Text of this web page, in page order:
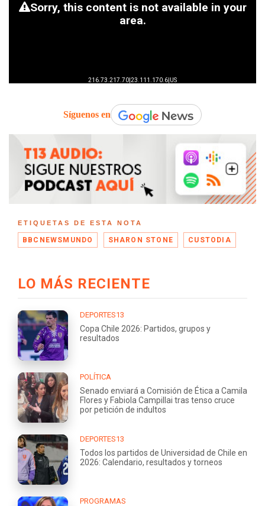
Síguenos en
ETIQUETAS DE ESTA NOTA
BBCNEWSMUNDO SHARON STONE CUSTODIA
LO MÁS RECIENTE
DEPORTES13
Copa Chile 2026: Partidos, grupos y
resultados
POLÍTICA
Senado enviará a Comisión de Ética a Camila
Flores y Fabiola Campillai tras tenso cruce
por petición de indultos
DEPORTES13
Todos los partidos de Universidad de Chile en
2026: Calendario, resultados y torneos
PROGRAMAS